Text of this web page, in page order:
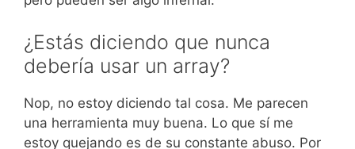
¿Estás diciendo que nunca
debería usar un array?
Nop, no estoy diciendo tal cosa. Me parecen
una herramienta muy buena. Lo que sí me
estoy quejando es de su constante abuso. Por